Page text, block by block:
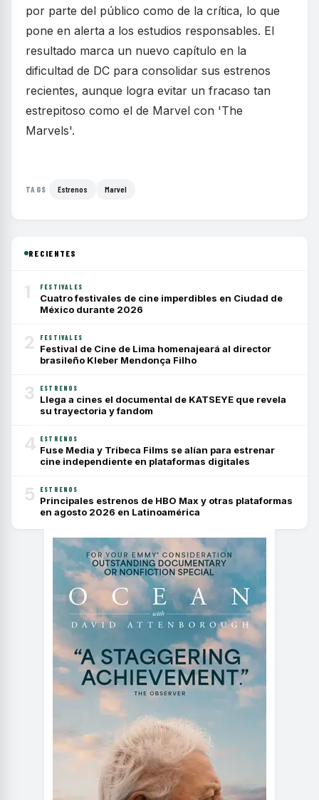
por parte del público como de la crítica, lo que
pone en alerta a los estudios responsables. El
resultado marca un nuevo capítulo en la
dificultad de DC para consolidar sus estrenos
recientes, aunque logra evitar un fracaso tan
estrepitoso como el de Marvel con 'The
Marvels'.
TAGS Estrenos Marvel
RECIENTES
1 FESTIVALES
Cuatro festivales de cine imperdibles en Ciudad de
México durante 2026
2 FESTIVALES
Festival de Cine de Lima homenajeará al director
brasileño Kleber Mendonça Filho
3 ESTRENOS
Llega a cines el documental de KATSEYE que revela
su trayectoria y fandom
4 ESTRENOS
Fuse Media y Tribeca Films se alían para estrenar
cine independiente en plataformas digitales
5 ESTRENOS
Principales estrenos de HBO Max y otras plataformas
en agosto 2026 en Latinoamérica